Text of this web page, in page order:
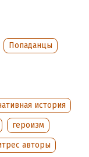
Попаданцы
история
героизм
авторы